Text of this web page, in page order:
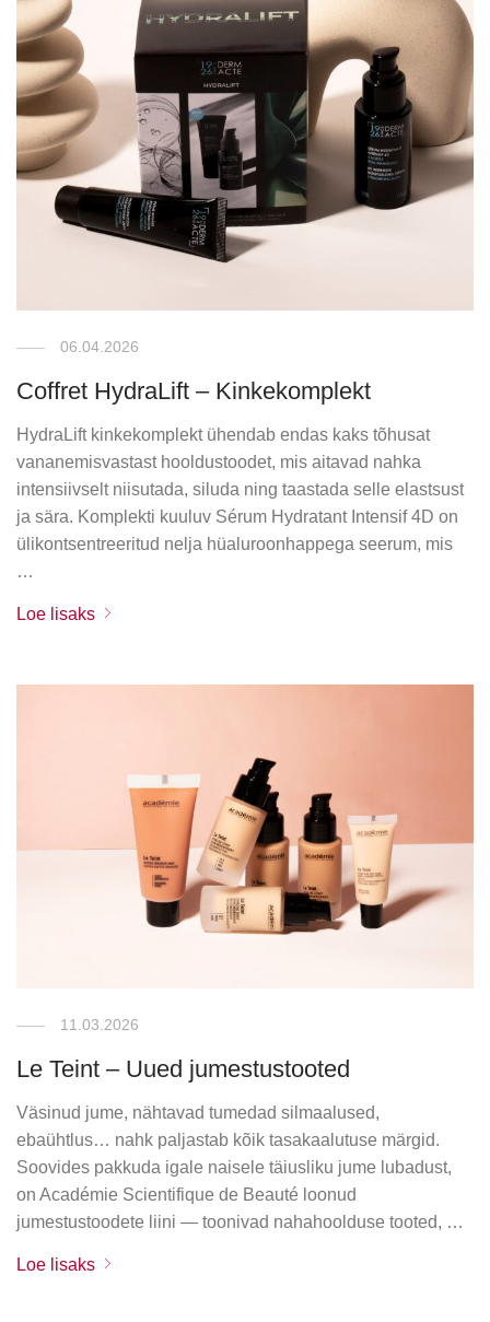
06.04.2026
Coffret HydraLift – Kinkekomplekt
HydraLift kinkekomplekt ühendab endas kaks tõhusat
vananemisvastast hooldustoodet, mis aitavad nahka
intensiivselt niisutada, siluda ning taastada selle elastsust
ja sära. Komplekti kuuluv Sérum Hydratant Intensif 4D on
ülikontsentreeritud nelja hüaluroonhappega seerum, mis
…
Loe lisaks
11.03.2026
Le Teint – Uued jumestustooted
Väsinud jume, nähtavad tumedad silmaalused,
ebaühtlus… nahk paljastab kõik tasakaalutuse märgid.
Soovides pakkuda igale naisele täiusliku jume lubadust,
on Académie Scientifique de Beauté loonud
jumestustoodete liini — toonivad nahahoolduse tooted, …
Loe lisaks